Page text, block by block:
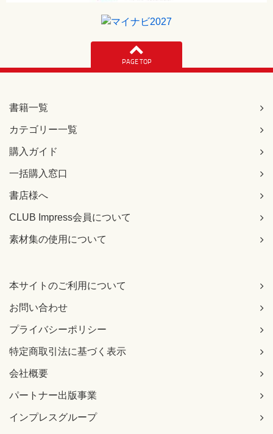
PAGE TOP
書籍一覧
カテゴリー一覧
購入ガイド
一括購入窓口
書店様へ
CLUB Impress会員について
素材集の使用について
本サイトのご利用について
お問い合わせ
プライバシーポリシー
特定商取引法に基づく表示
会社概要
パートナー出版事業
インプレスグループ